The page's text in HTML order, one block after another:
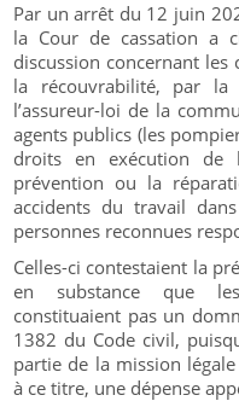
Par un arrêt du 12 juin
la Cour de cassation a
discussion concernant les
la récouvrabilité, par la
l’assureur-loi de la
agents publics (les
droits en exécution
prévention ou la
accidents du travail
personnes reconnues
Celles-ci contestaient la
en substance que
constituaient pas un
1382 du Code civil,
partie de la mission
à ce titre, une dépense